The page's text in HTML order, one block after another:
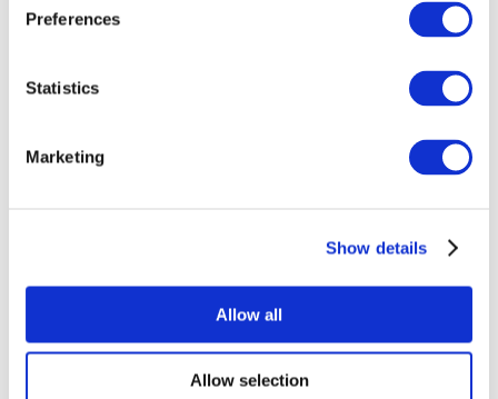
Preferences
Statistics
Marketing
Show details
Allow all
Allow selection
Заходи
Наша спецпропозиція
Без піджанру